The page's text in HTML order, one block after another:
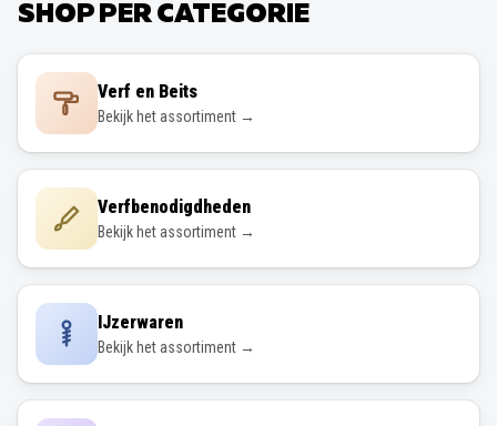
SHOP PER CATEGORIE
Verf en Beits
Bekijk het assortiment →
Verfbenodigdheden
Bekijk het assortiment →
IJzerwaren
Bekijk het assortiment →